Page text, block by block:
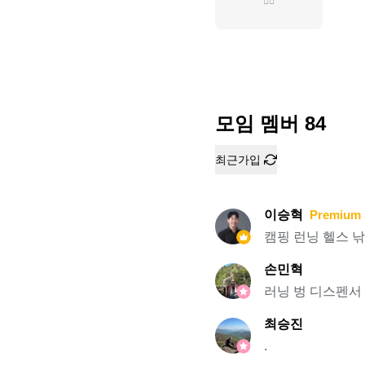
모임 멤버 84
최근가입
이승혁
Premium
캠핑 런닝 헬스
손민혁
러닝 벙 디스펜
최승진
.